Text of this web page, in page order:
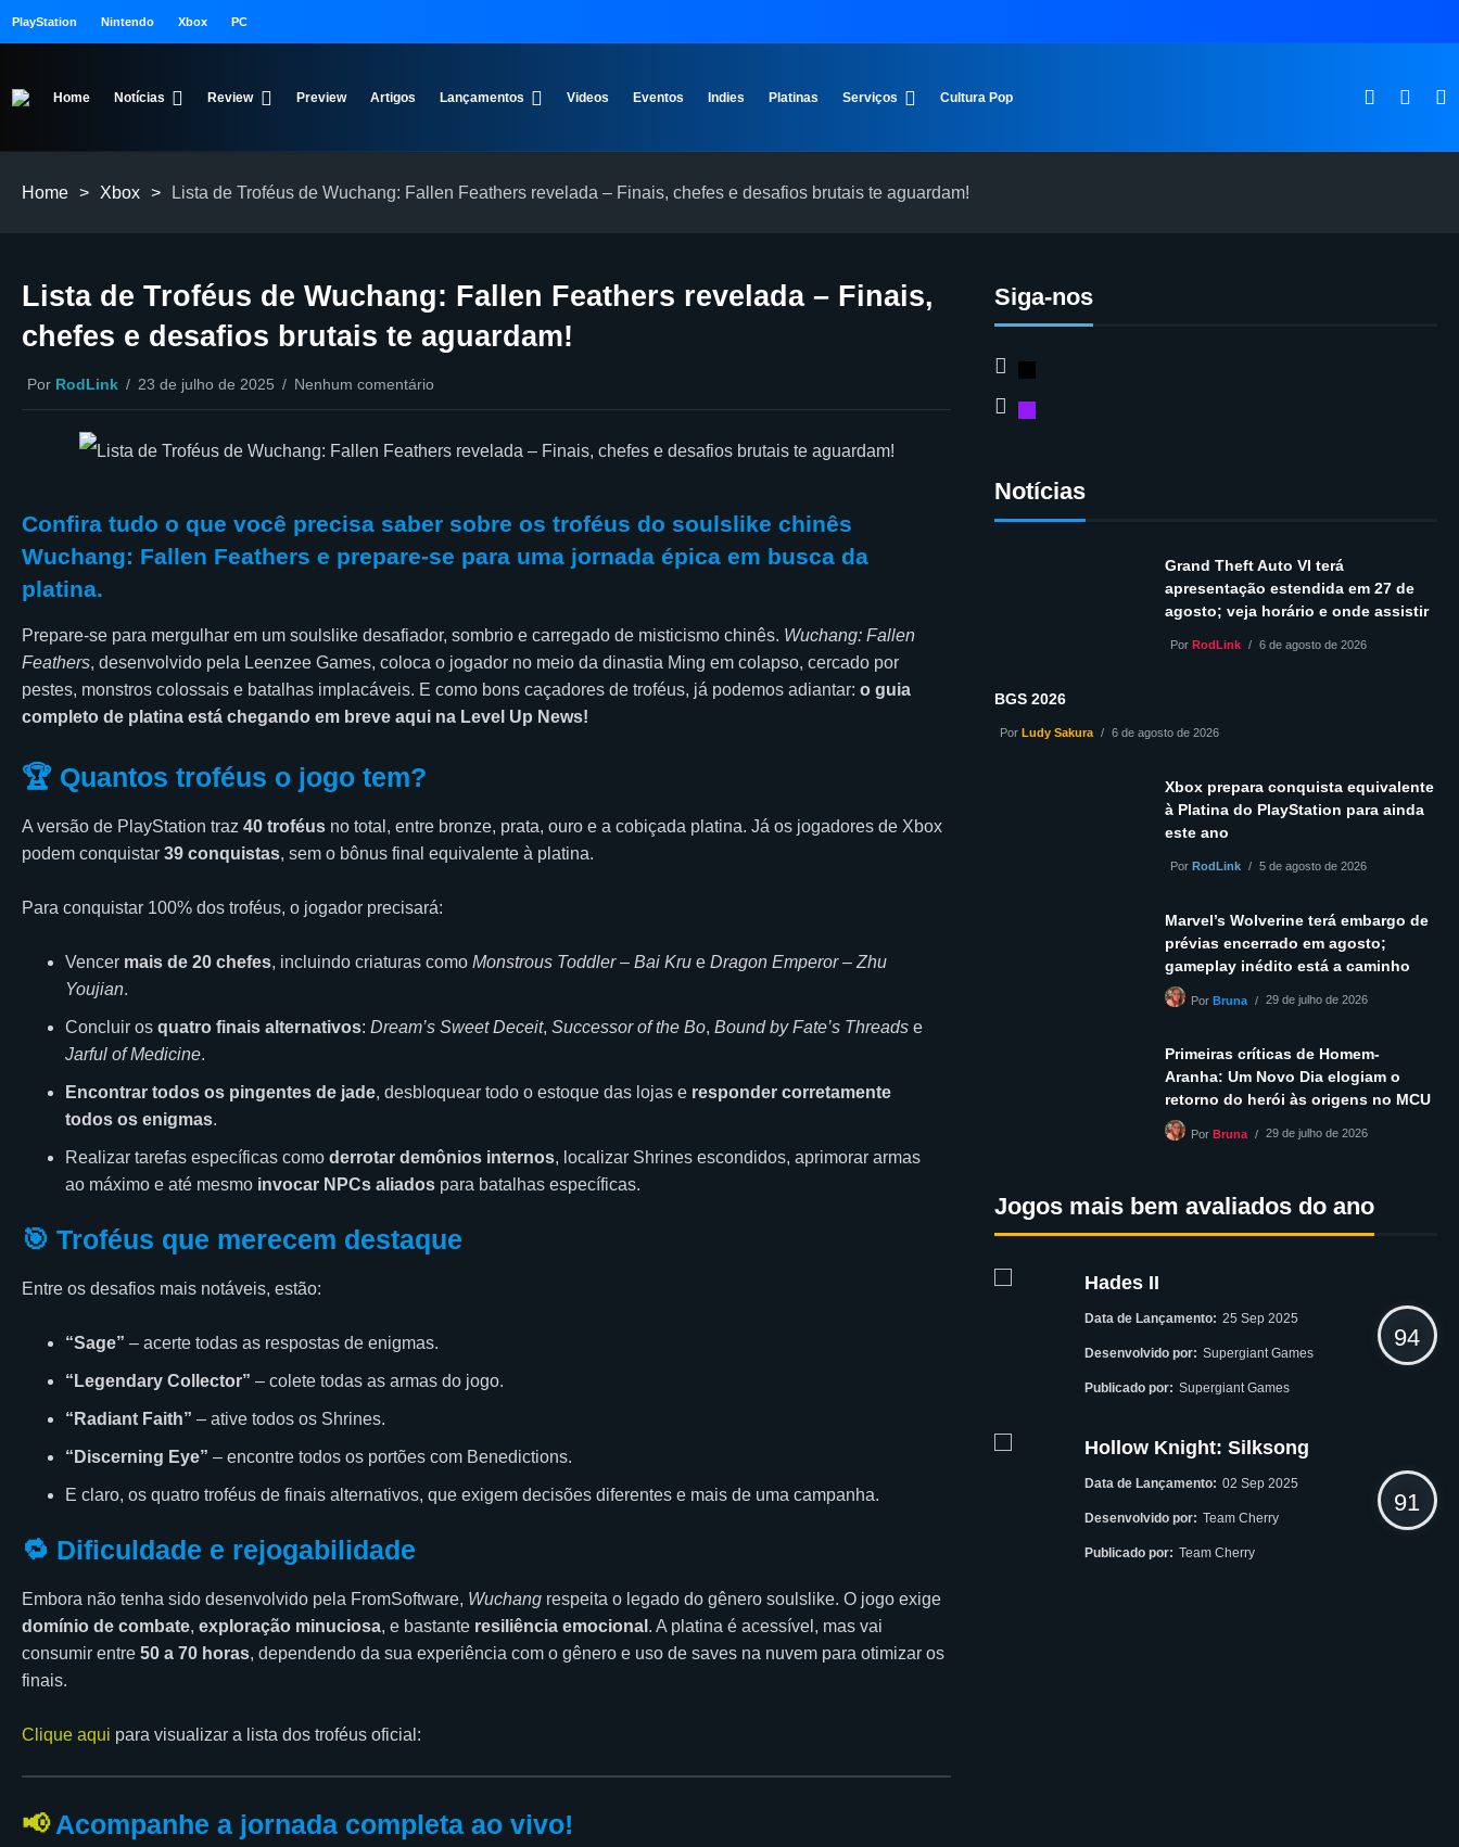
PlayStation Nintendo Xbox PC
Home Notícias Review Preview Artigos Lançamentos Videos Eventos Indies Platinas Serviços Cultura Pop
Home > Xbox > Lista de Troféus de Wuchang: Fallen Feathers revelada – Finais, chefes e desafios brutais te aguardam!
Lista de Troféus de Wuchang: Fallen Feathers revelada – Finais,
chefes e desafios brutais te aguardam!
Por RodLink 23 de julho de 2025 Nenhum comentário
Confira tudo o que você precisa saber sobre os troféus do soulslike chinês
Wuchang: Fallen Feathers e prepare-se para uma jornada épica em busca da
platina.
Prepare-se para mergulhar em um soulslike desafiador, sombrio e carregado de misticismo chinês. Wuchang: Fallen
Feathers, desenvolvido pela Leenzee Games, coloca o jogador no meio da dinastia Ming em colapso, cercado por
pestes, monstros colossais e batalhas implacáveis. E como bons caçadores de troféus, já podemos adiantar: o guia
completo de platina está chegando em breve aqui na Level Up News!
🏆 Quantos troféus o jogo tem?
A versão de PlayStation traz 40 troféus no total, entre bronze, prata, ouro e a cobiçada platina. Já os jogadores de Xbox
podem conquistar 39 conquistas, sem o bônus final equivalente à platina.
Para conquistar 100% dos troféus, o jogador precisará:
Vencer mais de 20 chefes, incluindo criaturas como Monstrous Toddler – Bai Kru e Dragon Emperor – Zhu
Youjian.
Concluir os quatro finais alternativos: Dream’s Sweet Deceit, Successor of the Bo, Bound by Fate’s Threads e
Jarful of Medicine.
Encontrar todos os pingentes de jade, desbloquear todo o estoque das lojas e responder corretamente
todos os enigmas.
Realizar tarefas específicas como derrotar demônios internos, localizar Shrines escondidos, aprimorar armas
ao máximo e até mesmo invocar NPCs aliados para batalhas específicas.
🎯 Troféus que merecem destaque
Entre os desafios mais notáveis, estão:
“Sage” – acerte todas as respostas de enigmas.
“Legendary Collector” – colete todas as armas do jogo.
“Radiant Faith” – ative todos os Shrines.
“Discerning Eye” – encontre todos os portões com Benedictions.
E claro, os quatro troféus de finais alternativos, que exigem decisões diferentes e mais de uma campanha.
🔁 Dificuldade e rejogabilidade
Embora não tenha sido desenvolvido pela FromSoftware, Wuchang respeita o legado do gênero soulslike. O jogo exige
domínio de combate, exploração minuciosa, e bastante resiliência emocional . A platina é acessível, mas vai
consumir entre 50 a 70 horas, dependendo da sua experiência com o gênero e uso de saves na nuvem para otimizar os
finais.
Clique aqui para visualizar a lista dos troféus oficial:
📢Acompanhe a jornada completa ao vivo!
Siga-nos
Notícias
Grand Theft Auto VI terá
apresentação estendida em 27 de
agosto; veja horário e onde assistir
Por RodLink 6 de agosto de 2026
BGS 2026
PorLudy Sakura 6 de agosto de 2026
Xbox prepara conquista equivalente
à Platina do PlayStation para ainda
este ano
Por RodLink 5 de agosto de 2026
Marvel’s Wolverine terá embargo de
prévias encerrado em agosto;
gameplay inédito está a caminho
PorBruna 29 de julho de 2026
Primeiras críticas de Homem-
Aranha: Um Novo Dia elogiam o
retorno do herói às origens no MCU
PorBruna 29 de julho de 2026
Jogos mais bem avaliados do ano
Hades II
Data de Lançamento: 25 Sep 2025
Desenvolvido por: Supergiant Games
Publicado por: Supergiant Games
94
Hollow Knight: Silksong
Data de Lançamento: 02 Sep 2025
Desenvolvido por: Team Cherry
Publicado por: Team Cherry
91